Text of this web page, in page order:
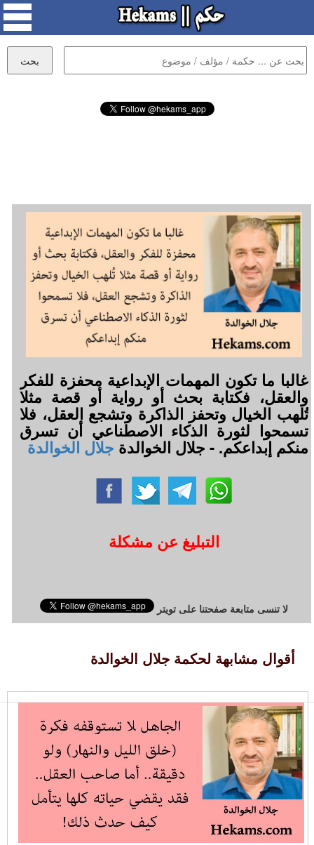
غالبا ما تكون المهمات الإبداعية محفزة للفكر
والعقل، فكتابة بحث أو رواية أو قصة مثلا
تُلهب الخيال وتحفز الذاكرة وتشجع العقل، فلا
تسمحوا لثورة الذكاء الاصطناعي أن تسرق
منكم إبداعكم. - جلال الخوالدة جلال الخوالدة
التبليغ عن مشكلة
لا تنسى متابعة صفحتنا على تويتر
أقوال مشابهة لحكمة جلال الخوالدة